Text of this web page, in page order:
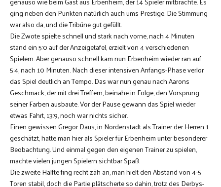
ging neben den Punkten natürlich auch ums Prestige. Die Stimmung
war also da, und die Tribüne gut gefüllt.
Die Zwote spielte schnell und stark nach vorne, nach 4 Minuten
stand ein 5:0 auf der Anzeigetafel, erzielt von 4 verschiedenen
Spielern. Aber genauso schnell kam nun Erbenheim wieder ran auf
5:4, nach 10 Minuten. Nach dieser intensiven Anfangs-Phase verlor
das Spiel deutlich an Tempo. Das war nun genau nach Aarons
Geschmack, der mit drei Treffern, beinahe in Folge, den Vorsprung
seiner Farben ausbaute. Vor der Pause gewann das Spiel wieder
etwas Fahrt, 13:9, noch war nichts sicher.
Einen gewissen Gregor Daus, in Nordenstadt als Trainer der Herren 1
geschätzt, hatte man hier als Spieler für Erbenheim unter besonderer
Beobachtung. Und einmal gegen den eigenen Trainer zu spielen,
machte vielen jungen Spielern sichtbar Spaß.
Die zweite Hälfte fing recht zäh an, man hielt den Abstand von 4-5
Toren stabil, doch die Partie plätscherte so dahin, trotz des Derbys-